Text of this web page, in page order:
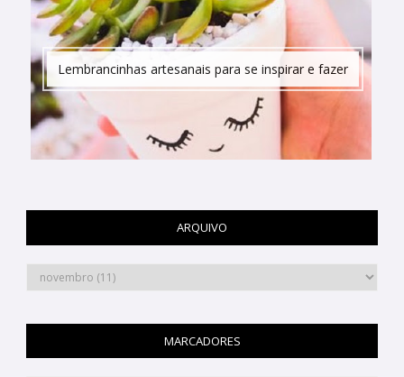
Lembrancinhas artesanais para se inspirar e fazer
ARQUIVO
MARCADORES